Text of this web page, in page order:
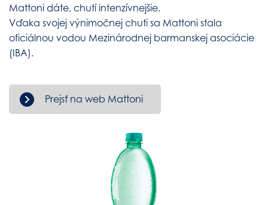
Mattoni dáte, chutí intenzívnejšie.
Vďaka svojej výnimočnej chuti sa Mattoni stala
oficiálnou vodou Mezinárodnej barmanskej asociácie
(IBA).
Prejsť na web Mattoni